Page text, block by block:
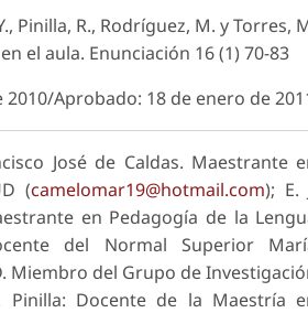
Pinilla, R., Rodríguez, M. y Torres,
el aula. Enunciación 16 (1) 70-83
Aprobado: 18 de enero de
José de Caldas. Maestrante
(camelomar19@hotmail.com); E.
en Pedagogía de la
del Normal Superior
Miembro del Grupo de
Pinilla: Docente de la Maestría